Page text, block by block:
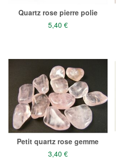
qualité vibratoire supérieur, en
Quartz rose pierre polie
5,40 €
Petit quartz rose gemme
3,40 €